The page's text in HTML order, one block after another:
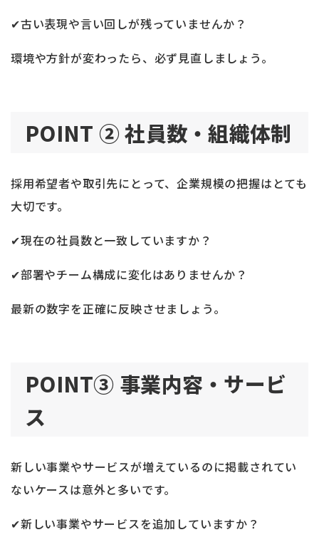
✔古い表現や言い回しが残っていませんか？
環境や方針が変わったら、必ず見直しましょう。
POINT ② 社員数・組織体制
採用希望者や取引先にとって、企業規模の把握はとても
大切です。
✔現在の社員数と一致していますか？
✔部署やチーム構成に変化はありませんか？
最新の数字を正確に反映させましょう。
POINT③ 事業内容・サービ
ス
新しい事業やサービスが増えているのに掲載されてい
ないケースは意外と多いです。
✔新しい事業やサービスを追加していますか？